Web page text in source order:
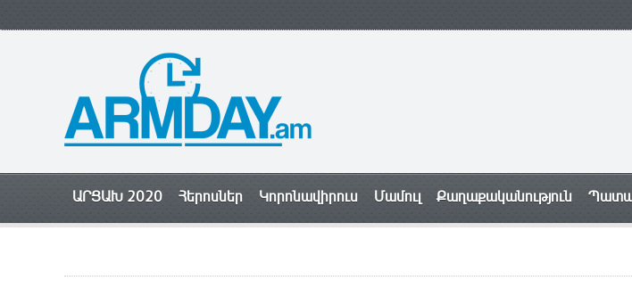
ԱՐՑԱԽ 2020 Հերոսներ Կորոնավիրուս Մամուլ Քաղաքականություն